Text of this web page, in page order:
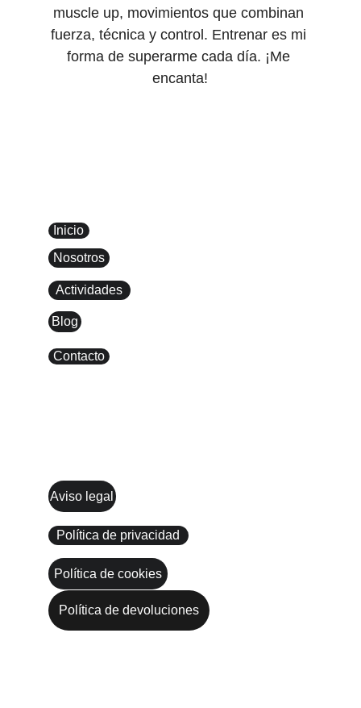
muscle up, movimientos que combinan
fuerza, técnica y control. Entrenar es mi
forma de superarme cada día. ¡Me
encanta!
Aviso legal
Política de privacidad
Política de cookies
Inicio
Nosotros
Actividades
Blog
Contacto
Política de devoluciones